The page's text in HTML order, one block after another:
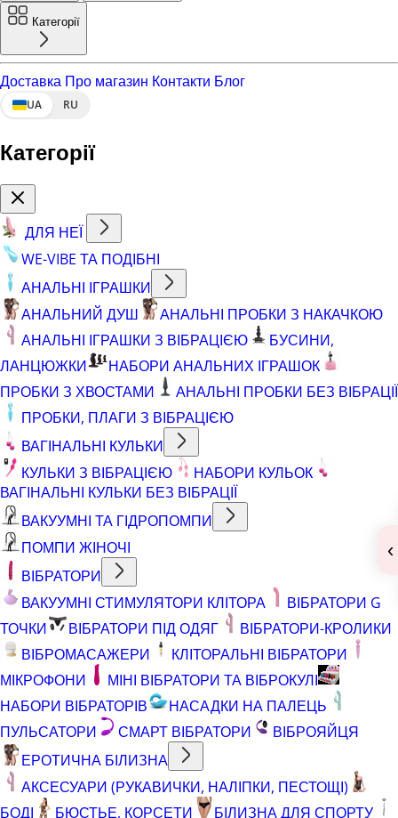
Категорії
Доставка Про магазин Контакти Блог
UA RU
Категорії
ДЛЯ НЕЇ
WE-VIBE ТА ПОДІБНІ
АНАЛЬНІ ІГРАШКИ
АНАЛЬНИЙ ДУШ
АНАЛЬНІ ПРОБКИ З НАКАЧКОЮ
АНАЛЬНІ ІГРАШКИ З ВІБРАЦІЄЮ
БУСИНИ,
ЛАНЦЮЖКИ
НАБОРИ АНАЛЬНИХ ІГРАШОК
ПРОБКИ З ХВОСТАМИ
АНАЛЬНІ ПРОБКИ БЕЗ ВІБРАЦІЇ
ПРОБКИ, ПЛАГИ З ВІБРАЦІЄЮ
ВАГІНАЛЬНІ КУЛЬКИ
КУЛЬКИ З ВІБРАЦІЄЮ
НАБОРИ КУЛЬОК
ВАГІНАЛЬНІ КУЛЬКИ БЕЗ ВІБРАЦІЇ
ВАКУУМНІ ТА ГІДРОПОМПИ
ПОМПИ ЖІНОЧІ
ВІБРАТОРИ
ВАКУУМНІ СТИМУЛЯТОРИ КЛІТОРА
ВІБРАТОРИ G
ТОЧКИ
ВІБРАТОРИ ПІД ОДЯГ
ВІБРАТОРИ-КРОЛИКИ
ВІБРОМАСАЖЕРИ
КЛІТОРАЛЬНІ ВІБРАТОРИ
МІКРОФОНИ
МІНІ ВІБРАТОРИ ТА ВІБРОКУЛІ
НАБОРИ ВІБРАТОРІВ
НАСАДКИ НА ПАЛЕЦЬ
ПУЛЬСАТОРИ
СМАРТ ВІБРАТОРИ
ВІБРОЯЙЦЯ
ЕРОТИЧНА БІЛИЗНА
АКСЕСУАРИ (РУКАВИЧКИ, НАЛІПКИ, ПЕСТОЩІ)
БОДІ
БЮСТЬЕ, КОРСЕТИ БІЛИЗНА ДЛЯ СПОРТУ
‹